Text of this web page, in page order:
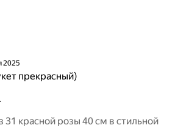
2025
прекрасный)
31 красной розы 40 см в стильной